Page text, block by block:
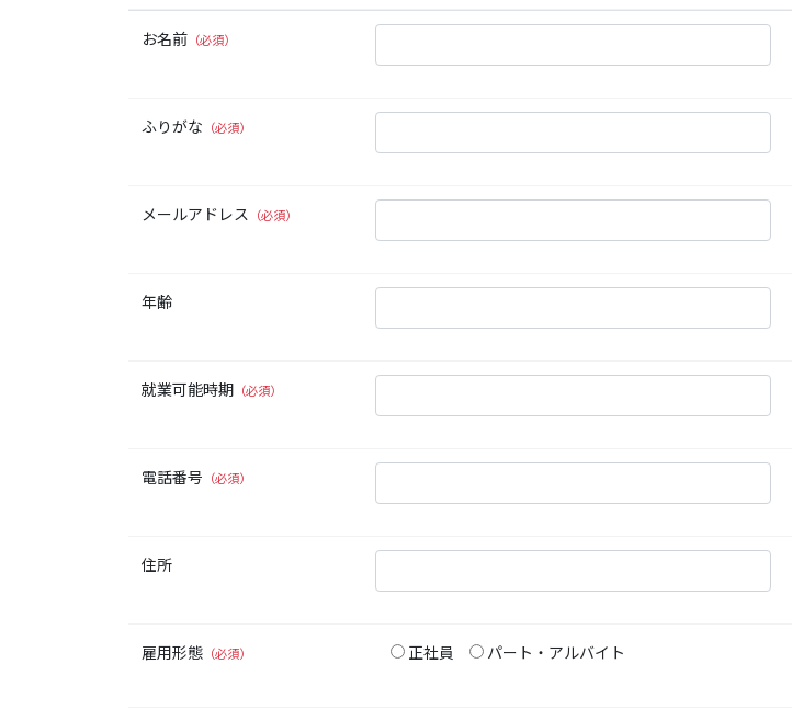
お名前 （必須）
ふりがな （必須）
メールアドレス （必須）
年齢
就業可能時期 （必須）
電話番号 （必須）
住所
雇用形態 （必須） 正社員 パート・アルバイト